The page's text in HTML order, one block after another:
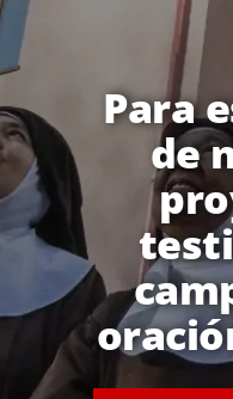
Para
de